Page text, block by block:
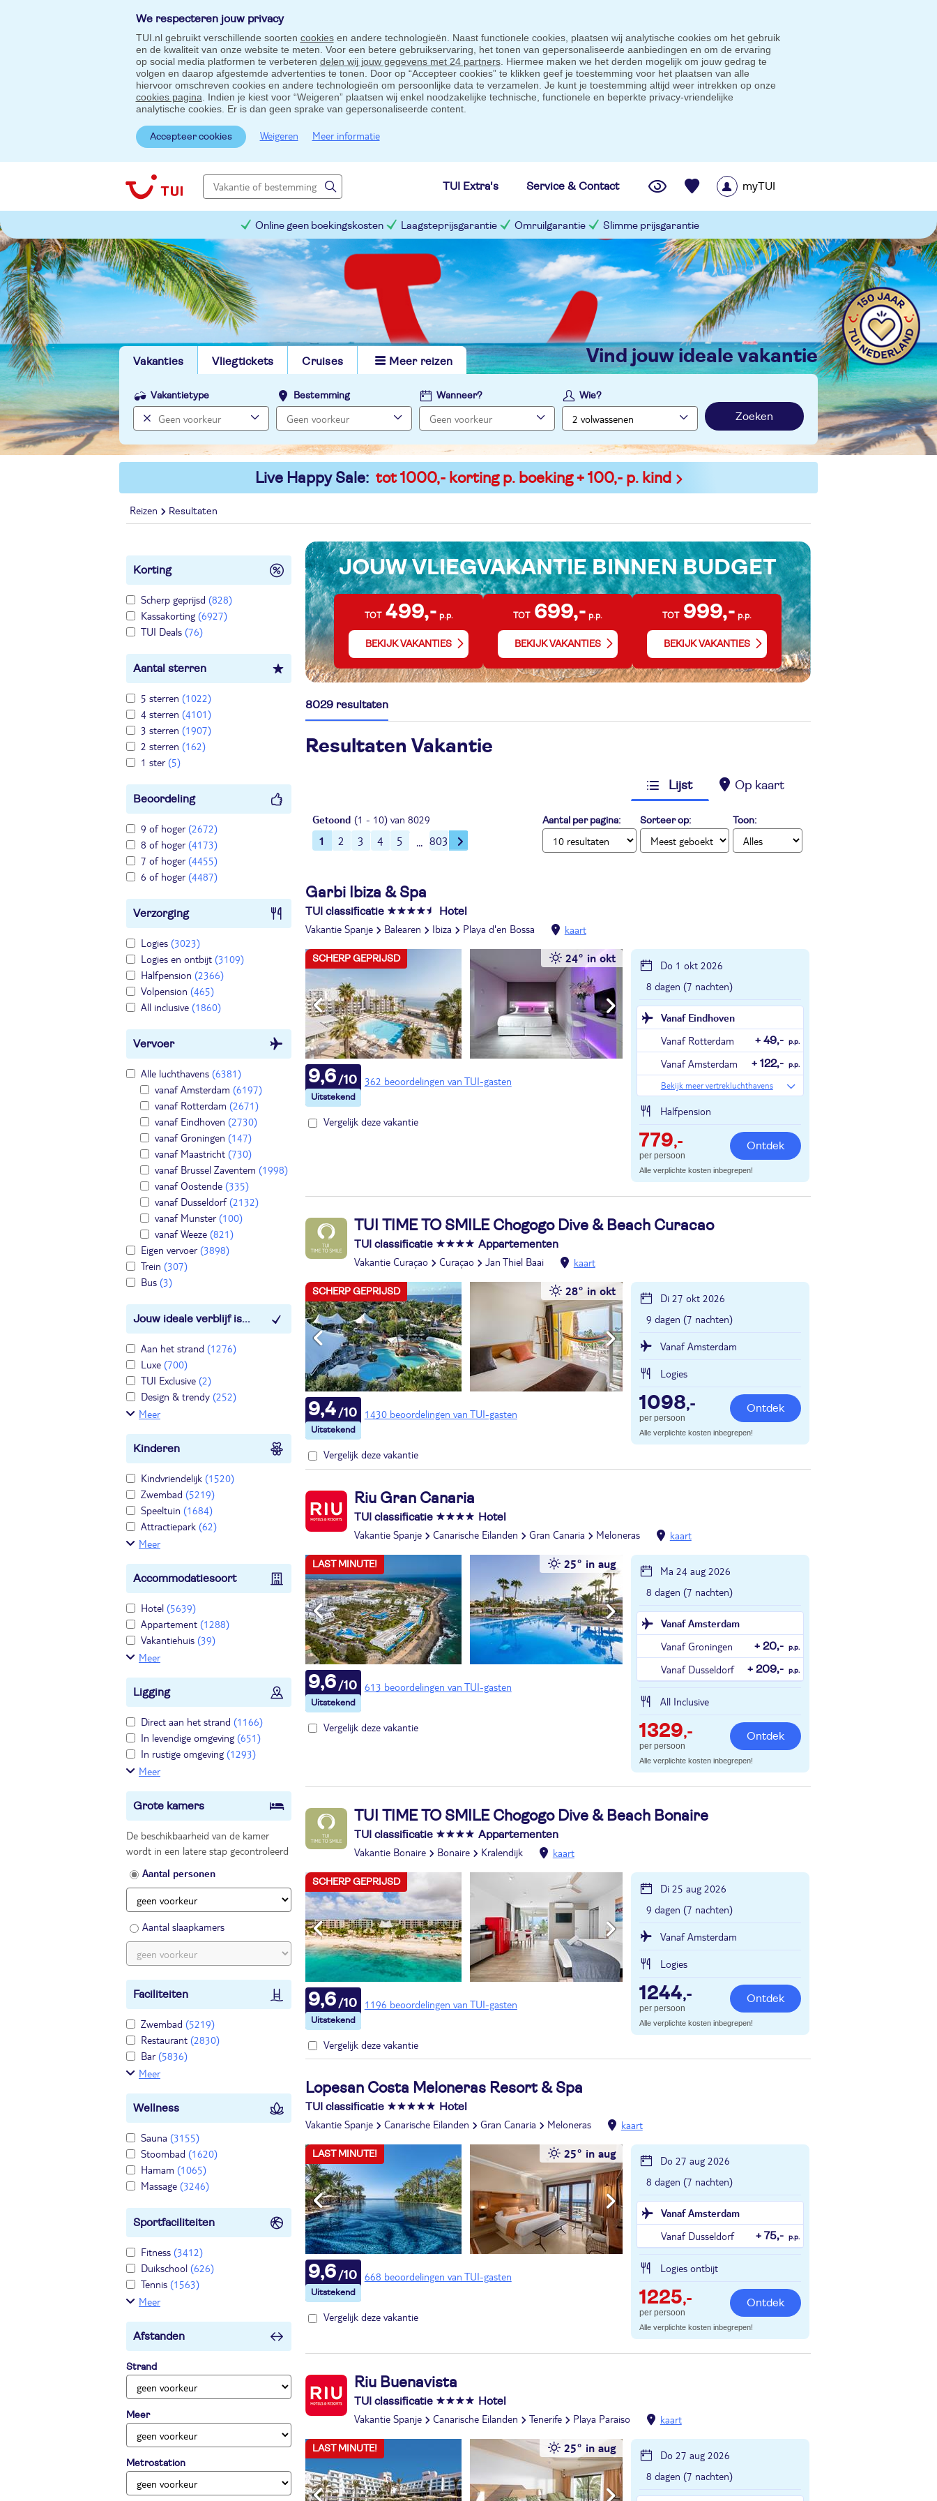
We respecteren jouw privacy
TUI.nl gebruikt verschillende soorten cookiesen andere technologieën. Naast functionele cookies, plaatsen wij analytische cookies om het gebruik
en de kwaliteit van onze website te meten. Voor een betere gebruikservaring, het tonen van gepersonaliseerde aanbiedingen en om de ervaring
op social media platformen te verbeteren delen wij jouw gegevens met 24 partners. Hiermee maken we het derden mogelijk om jouw gedrag te
volgen en daarop afgestemde advertenties te tonen. Door op “Accepteer cookies” te klikken geef je toestemming voor het plaatsen van alle
hiervoor omschreven cookies en andere technologieën om persoonlijke data te verzamelen. Je kunt je toestemming altijd weer intrekken op onze
cookies pagina . Indien je kiest voor “Weigeren” plaatsen wij enkel noodzakelijke technische, functionele en beperkte privacy-vriendelijke
analytische cookies. Er is dan geen sprake van gepersonaliseerde content.
Accepteer cookies Weigeren Meer informatie
TUI Extra's Service & Contact myTUI
Online geen boekingskosten Laagsteprijsgarantie Omruilgarantie Slimme prijsgarantie
Vakanties Vliegtickets Cruises Meer reizen vind jouw ideale vakantie
Vakantietype Bestemming Wanneer? Wie?
Zoeken
Live Happy Sale: tot 1000,- korting p. boeking + 100,- p. kind
Reizen Resultaten
Korting
Scherp geprijsd (828)
Kassakorting (6927)
TUI Deals (76)
Aantal sterren
5 sterren (1022)
4 sterren (4101)
3 sterren (1907)
2 sterren (162)
1 ster(5)
Beoordeling
9 of hoger(2672)
8 of hoger(4173)
7 of hoger(4455)
6 of hoger(4487)
Verzorging
Logies (3023)
Logies en ontbijt (3109)
Halfpension (2366)
Volpension (465)
All inclusive (1860)
Vervoer
Alle luchthavens (6381)
vanaf Amsterdam (6197)
vanaf Rotterdam (2671)
vanaf Eindhoven (2730)
vanaf Groningen (147)
vanaf Maastricht (730)
vanaf Brussel Zaventem (1998)
vanaf Oostende (335)
vanaf Dusseldorf(2132)
vanaf Munster(100)
vanaf Weeze (821)
Eigen vervoer(3898)
Trein (307)
Bus (3)
Jouw ideale verblijf is...
Aan het strand (1276)
Luxe (700)
TUI Exclusive (2)
Design & trendy (252)
Meer
Kinderen
Kindvriendelijk (1520)
Zwembad (5219)
Speeltuin (1684)
Attractiepark (62)
Meer
Accommodatiesoort
Hotel (5639)
Appartement (1288)
Vakantiehuis (39)
Meer
Ligging
Direct aan het strand (1166)
In levendige omgeving (651)
In rustige omgeving (1293)
Meer
Grote kamers
De beschikbaarheid van de kamer
wordt in een latere stap gecontroleerd
Aantal personen
Aantal slaapkamers
Faciliteiten
Zwembad (5219)
Restaurant (2830)
Bar(5836)
Meer
Wellness
Sauna (3155)
Stoombad (1620)
Hamam (1065)
Massage (3246)
Sportfaciliteiten
Fitness (3412)
Duikschool (626)
Tennis (1563)
Meer
Afstanden
Strand
Meer
Metrostation
JOUW VLIEGVAKANTIE BINNEN BUDGET
TOT 499,- p.p.
BEKIJK VAKANTIES
TOT 699,- p.p.
BEKIJK VAKANTIES
TOT 999,- p.p.
BEKIJK VAKANTIES
8029 resultaten
Resultaten Vakantie
Lijst Op kaart
Getoond (1 - 10) van 8029
1 2 3 4 5 803
Aantal per pagina: Sorteer op: Toon:
Garbi Ibiza & Spa
TUI classificatie Hotel
Vakantie Spanje Balearen Ibiza Playa d'en Bossa kaart
24° in okt
SCHERP GEPRIJSD
362 beoordelingen van TUI-gasten
9,6
Vergelijk deze vakantie
Do 1 okt 2026
8 dagen (7 nachten)
Vanaf Eindhoven
Vanaf Rotterdam
+ 49,- p.p.
Vanaf Amsterdam + 122,- p.p.
Bekijk meer vertrekluchthavens
Halfpension
779,-
per persoon
Ontdek
Alle verplichte kosten inbegrepen!
TUI TIME TO SMILE Chogogo Dive & Beach Curacao
TUI classificatie Appartementen
Vakantie Curaçao Curaçao Jan Thiel Baai kaart
28° in okt
SCHERP GEPRIJSD
1430 beoordelingen van TUI-gasten
9,4
Vergelijk deze vakantie
Di 27 okt 2026
9 dagen (7 nachten)
Vanaf Amsterdam
Logies
1098,-
per persoon
Ontdek
Alle verplichte kosten inbegrepen!
Riu Gran Canaria
TUI classificatie Hotel
Vakantie Spanje Canarische Eilanden Gran Canaria Meloneras kaart
25° in aug
LAST MINUTE!
613 beoordelingen van TUI-gasten
9,6
Vergelijk deze vakantie
Ma 24 aug 2026
8 dagen (7 nachten)
Vanaf Amsterdam
Vanaf Groningen
+ 20,- p.p.
Vanaf Dusseldorf + 209,- p.p.
All Inclusive
1329,-
per persoon
Ontdek
Alle verplichte kosten inbegrepen!
TUI TIME TO SMILE Chogogo Dive & Beach Bonaire
TUI classificatie Appartementen
Vakantie Bonaire Bonaire Kralendijk kaart
SCHERP GEPRIJSD
1196 beoordelingen van TUI-gasten
9,6
Vergelijk deze vakantie
Di 25 aug 2026
9 dagen (7 nachten)
Vanaf Amsterdam
Logies
1244,-
per persoon
Ontdek
Alle verplichte kosten inbegrepen!
Lopesan Costa Meloneras Resort & Spa
TUI classificatie Hotel
Vakantie Spanje Canarische Eilanden Gran Canaria Meloneras kaart
25° in aug
LAST MINUTE!
668 beoordelingen van TUI-gasten
9,6
Vergelijk deze vakantie
Do 27 aug 2026
8 dagen (7 nachten)
Vanaf Amsterdam
Vanaf Dusseldorf
+ 75,- p.p.
Logies ontbijt
1225,-
per persoon
Ontdek
Alle verplichte kosten inbegrepen!
Riu Buenavista
TUI classificatie Hotel
Vakantie Spanje Canarische Eilanden Tenerife Playa Paraiso kaart
25° in aug
LAST MINUTE!
Do 27 aug 2026
8 dagen (7 nachten)